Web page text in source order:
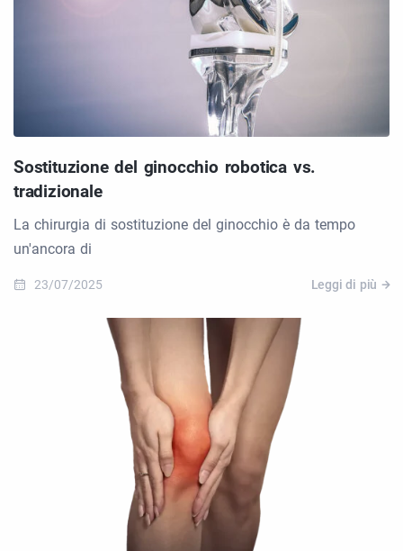
Sostituzione del ginocchio robotica vs.
tradizionale
La chirurgia di sostituzione del ginocchio è da tempo
un'ancora di
23/07/2025 Leggi di più